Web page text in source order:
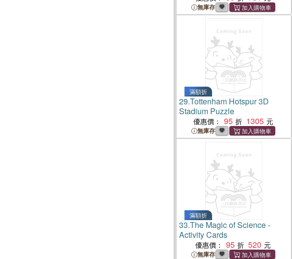
無庫存
滿額折
29.Tottenham Hotspur 3D
Stadium Puzzle
優惠價： 95 1305
無庫存
滿額折
33.The Magic of Science -
Activity Cards
優惠價： 95 520
無庫存